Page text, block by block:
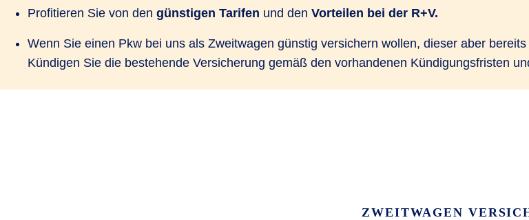
Profitieren Sie von den günstigen Tarifen und den Vorteilen bei der R+V.
Wenn Sie einen Pkw bei uns als Zweitwagen günstig versichern wollen, dieser aber
Kündigen Sie die bestehende Versicherung gemäß den vorhandenen Kündigungsfristen
ZWEITWAGEN